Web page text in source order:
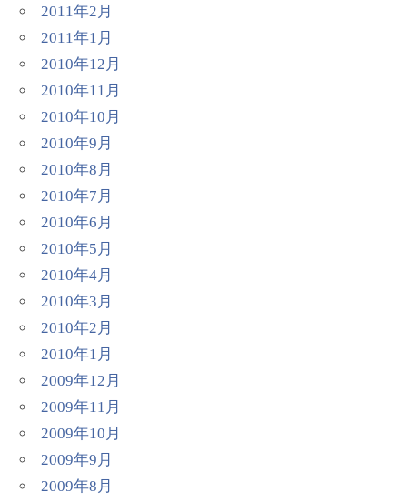
2011年2月
2011年1月
2010年12月
2010年11月
2010年10月
2010年9月
2010年8月
2010年7月
2010年6月
2010年5月
2010年4月
2010年3月
2010年2月
2010年1月
2009年12月
2009年11月
2009年10月
2009年9月
2009年8月